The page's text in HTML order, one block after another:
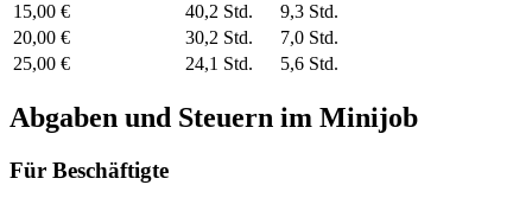
15,00 €
40,2 Std.
9,3 Std.
20,00 €
30,2 Std.
7,0 Std.
25,00 €
24,1 Std. 5,6 Std.
Abgaben und Steuern im Minijob
Für Beschäftigte